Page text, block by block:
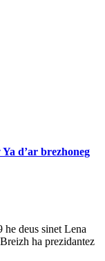
Ya d’ar brezhoneg
deus sinet Lena
ha prezidantez